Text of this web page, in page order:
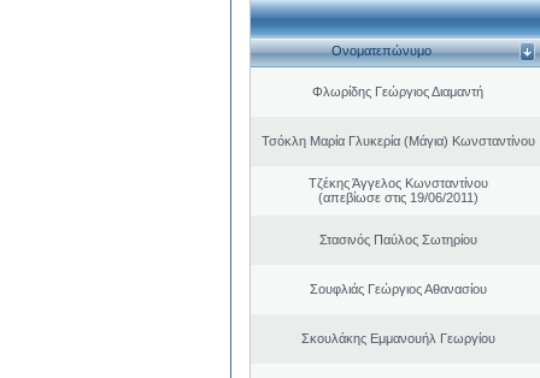
Ονοματεπώνυμο
Φλωρίδης Γεώργιος Διαμαντή
Τσόκλη Μαρία Γλυκερία (Μάγια) Κωνσταντίνου
Τζέκης Άγγελος Κωνσταντίνου
(απεβίωσε στις 19/06/2011)
Στασινός Παύλος Σωτηρίου
Σουφλιάς Γεώργιος Αθανασίου
Σκουλάκης Εμμανουήλ Γεωργίου